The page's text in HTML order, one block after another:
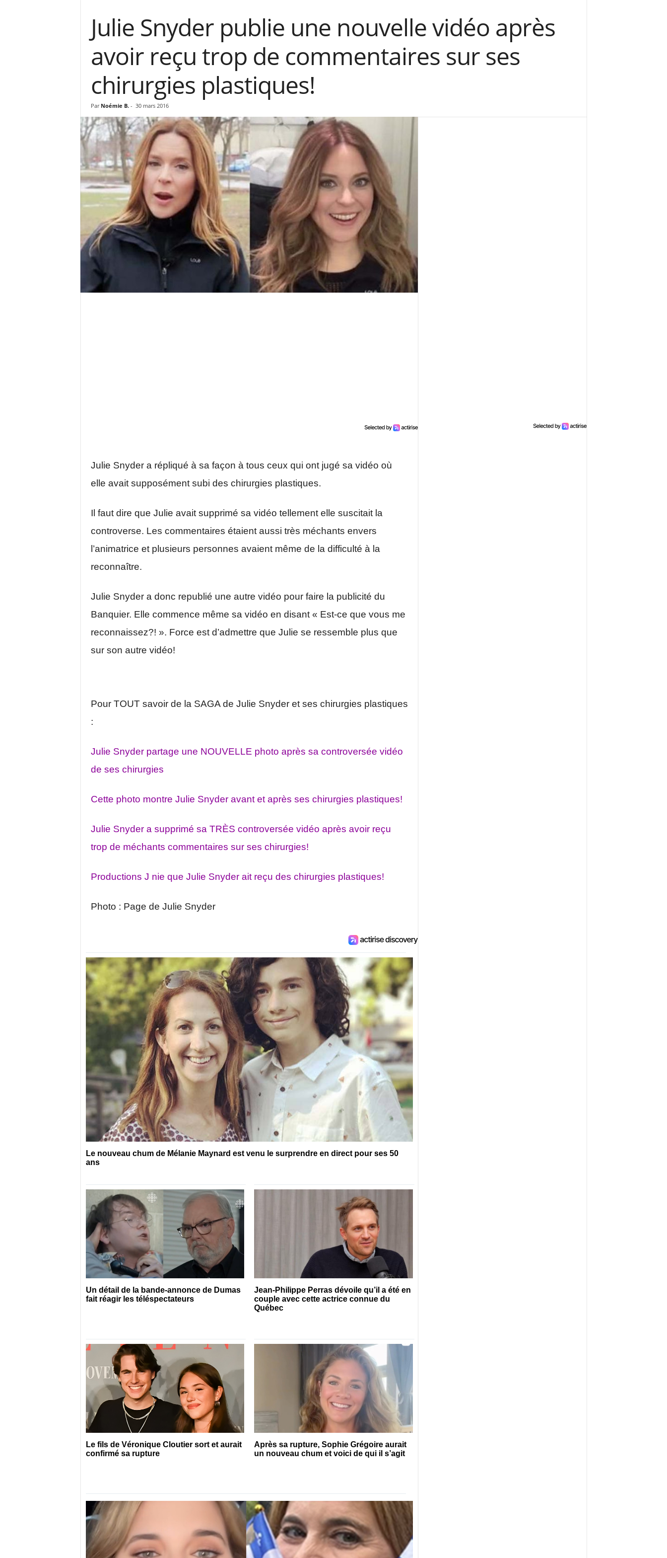
Julie Snyder publie une nouvelle vidéo après
avoir reçu trop de commentaires sur ses
chirurgies plastiques!
Par Noémie B. - 30 mars 2016
Julie Snyder a répliqué à sa façon à tous ceux qui ont jugé sa vidéo où
elle avait supposément subi des chirurgies plastiques.
Il faut dire que Julie avait supprimé sa vidéo tellement elle suscitait la
controverse. Les commentaires étaient aussi très méchants envers
l’animatrice et plusieurs personnes avaient même de la difficulté à la
reconnaître.
Julie Snyder a donc republié une autre vidéo pour faire la publicité du
Banquier. Elle commence même sa vidéo en disant « Est-ce que vous me
reconnaissez?! ». Force est d’admettre que Julie se ressemble plus que
sur son autre vidéo!
Pour TOUT savoir de la SAGA de Julie Snyder et ses chirurgies plastiques
:
Julie Snyder partage une NOUVELLE photo après sa controversée vidéo
de ses chirurgies
Cette photo montre Julie Snyder avant et après ses chirurgies plastiques!
Julie Snyder a supprimé sa TRÈS controversée vidéo après avoir reçu
trop de méchants commentaires sur ses chirurgies!
Productions J nie que Julie Snyder ait reçu des chirurgies plastiques!
Photo : Page de Julie Snyder
Le nouveau chum de Mélanie Maynard est venu le surprendre en direct pour ses 50
ans
Un détail de la bande-annonce de Dumas
fait réagir les téléspectateurs
Jean-Philippe Perras dévoile qu’il a été en
couple avec cette actrice connue du
Québec
Le fils de Véronique Cloutier sort et aurait
confirmé sa rupture
Après sa rupture, Sophie Grégoire aurait
un nouveau chum et voici de qui il s’agit